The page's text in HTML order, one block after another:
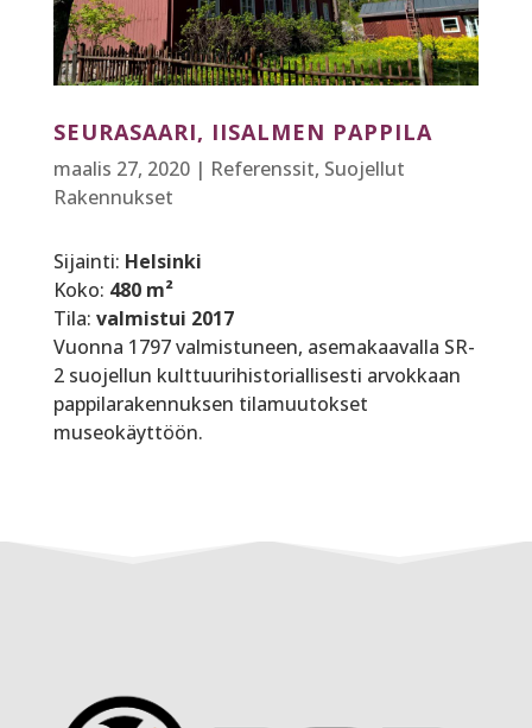
SEURASAARI, IISALMEN PAPPILA
maalis 27, 2020| Referenssit, Suojellut
Rakennukset
Sijainti: Helsinki
Koko: 480 m²
Tila: valmistui 2017
Vuonna 1797 valmistuneen, asemakaavalla SR-
2 suojellun kulttuurihistoriallisesti arvokkaan
pappilarakennuksen tilamuutokset
museokäyttöön.